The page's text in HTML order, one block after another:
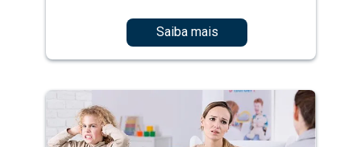
Saiba mais